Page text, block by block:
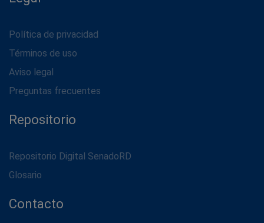
Política de privacidad
Términos de uso
Aviso legal
Preguntas frecuentes
Repositorio
Repositorio Digital SenadoRD
Glosario
Contacto